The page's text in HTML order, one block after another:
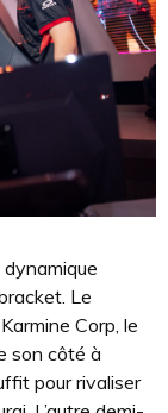
dynamique
Le
Corp, le
son côté à
pour rivaliser